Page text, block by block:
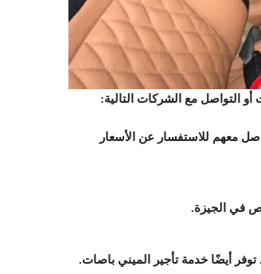
التواصل مع الشركات التالية:
معهم للاستفسار عن الأسعار
في الجيزة.
أيضًا خدمة تأجير الميني باصات.